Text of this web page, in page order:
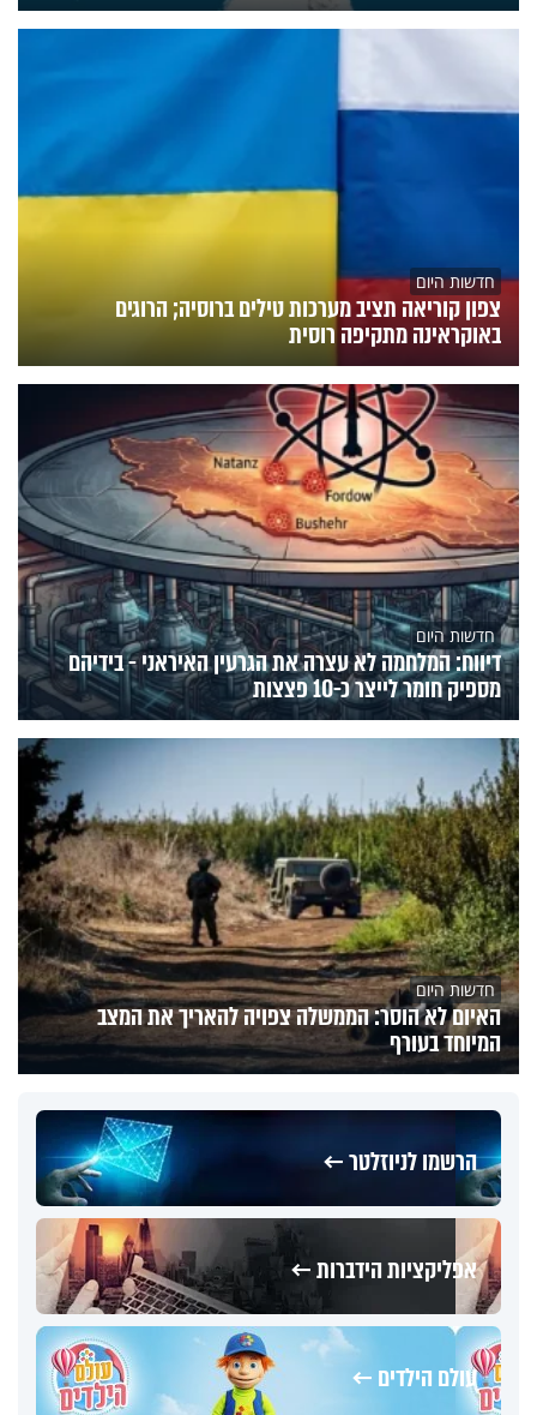
חדשות היום
צפון קוריאה תציב מערכות טילים ברוסיה; הרוגים
באוקראינה מתקיפה רוסית
חדשות היום
דיווח: המלחמה לא עצרה את הגרעין האיראני - בידיהם
מספיק חומר לייצר כ-10 פצצות
חדשות היום
האיום לא הוסר: הממשלה צפויה להאריך את המצב
המיוחד בעורף
הרשמו לניוזלטר ←
אפליקציות הידברות ←
עולם הילדים ←